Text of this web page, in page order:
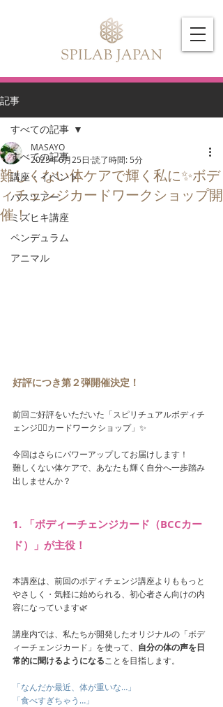
記事
すべての記事
講座・イベント
バスツアー
ミズヒキ講座
ペンデュラム
アニマル
すべての記事
難しくない体ケアで輝く私に✨ボデ
ィチェンジカードワークショップ開
催！
MASAYO
2025年6月25日 読了時間: 5分
好評につき第２弾開催決定！
前回ご好評をいただいた「スピリチュアルボディチ
ェンジ🧘‍♀️カードワークショップ」✨
今回はさらにパワーアップしてお届けします！
難しくない体ケアで、あなたも輝く自分へ一歩踏み
出しませんか？
1. 「ボディーチェンジカード（BCCカー
ド）」が主役！
本講座は、前回のボディチェンジ講座よりももっと
やさしく・気軽に始められる、初心者さん向けの内
容になっています🌿
講座内では、私たちが開発したオリジナルの「ボデ
ィーチェンジカード」を使って、 自分の体の声を日
常的に聞けるようになる ことを目指します。
「なんだか最近、体が重いな…」
「食べすぎちゃう…」